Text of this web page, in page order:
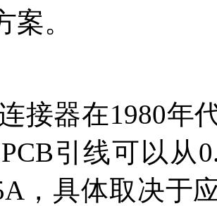
案。
接器在1980年
引线可以从
，具体取决于